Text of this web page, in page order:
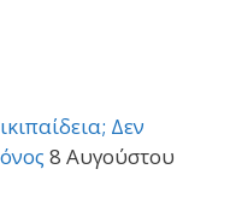
Δεν
8 Αυγούστου